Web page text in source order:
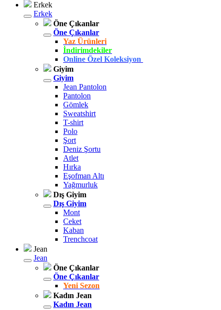
Erkek
Erkek
Öne Çıkanlar
Öne Çıkanlar
Yaz Ürünleri
İndirimdekiler
Online Özel Koleksiyon
Giyim
Giyim
Jean Pantolon
Pantolon
Gömlek
Sweatshirt
T-shirt
Polo
Şort
Deniz Şortu
Atlet
Hırka
Eşofman Altı
Yağmurluk
Dış Giyim
Dış Giyim
Mont
Ceket
Kaban
Trenchcoat
Jean
Jean
Öne Çıkanlar
Öne Çıkanlar
Yeni Sezon
Kadın Jean
Kadın Jean